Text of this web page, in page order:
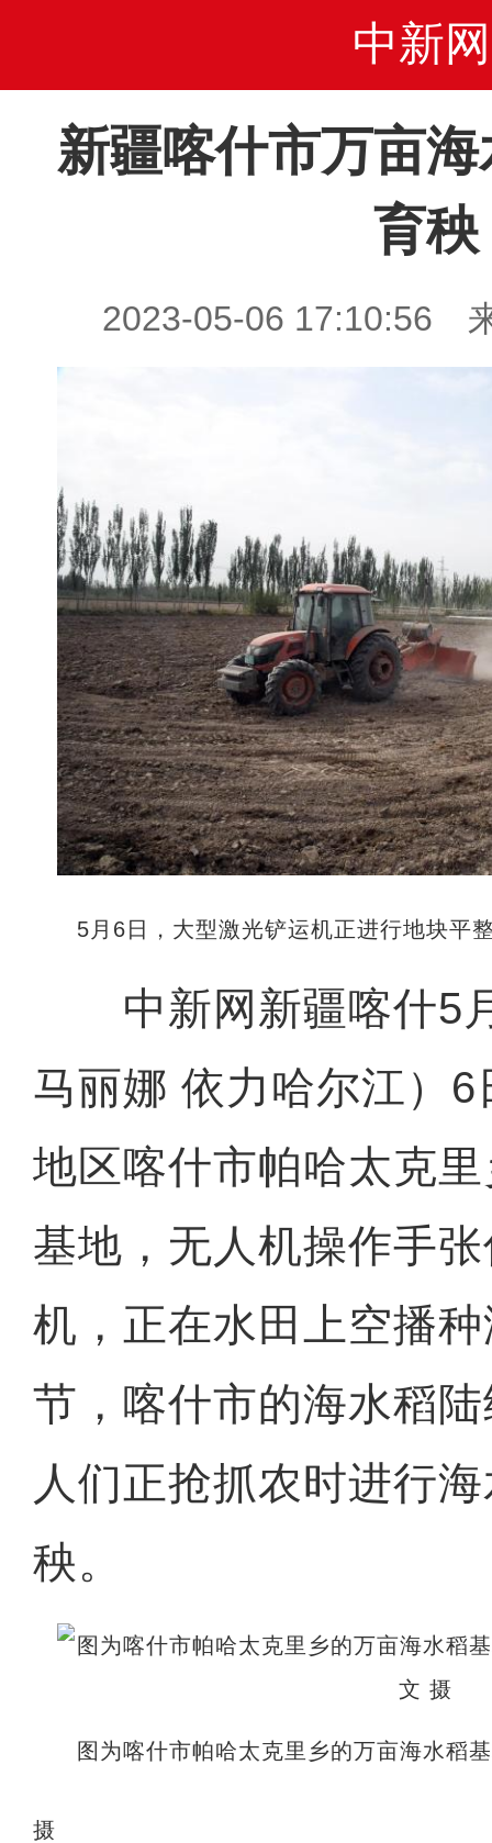
中新网
新疆喀什市万亩
育秧
2023-05-06 17:10:56
5月6日，大型激光铲运机正进行地块
中新网新疆喀什5
马丽娜 依力哈尔江）
地区喀什市帕哈太克
基地，无人机操作手
机，正在水田上空播
节，喀什市的海水稻
人们正抢抓农时进行
秧。
图为喀什市帕哈太克里乡的万亩海水稻
摄